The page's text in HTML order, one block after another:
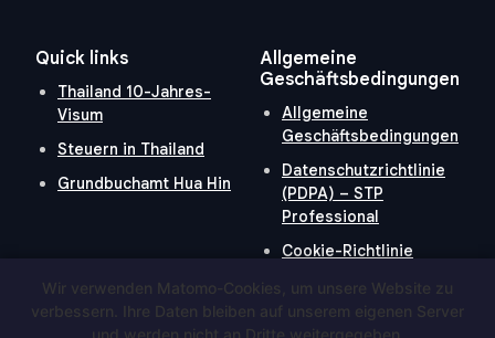
Wir verwenden Matomo-Cookies, um unsere Website zu
verbessern. Ihre Daten bleiben auf unserem eigenen Server
und werden nicht an Dritte weitergegeben.
Quick links
Thailand 10-Jahres-
Visum
Steuern in Thailand
Grundbuchamt Hua Hin
Allgemeine
Geschäftsbedingungen
Allgemeine
Geschäftsbedingungen
Datenschutzrichtlinie
(PDPA) – STP
Professional
Cookie-Richtlinie